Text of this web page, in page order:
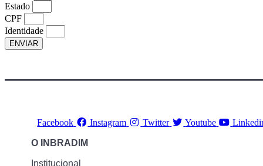
Estado
CPF
Identidade
ENVIAR
Facebook Instagram Twitter Youtube
O INBRADIM
Institucional